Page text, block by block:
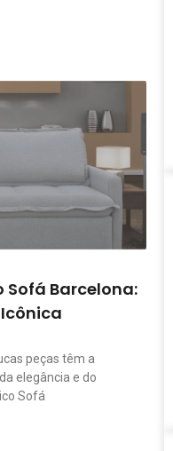
Barcelona:
peças têm a
elegância e do
Sofá